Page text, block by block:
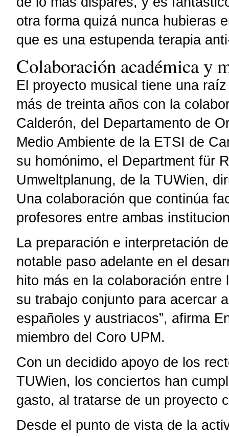
otra forma quizá nunca hubieras
que es una estupenda terapia
Colaboración académica y
El proyecto musical tiene una
más de treinta años con la
Calderón, del Departamento de
Medio Ambiente de la ETSI de
su homónimo, el Department für
Umweltplanung, de la TUWien,
Una colaboración que continúa
profesores entre ambas
La preparación e interpretación
notable paso adelante en el
hito más en la colaboración
su trabajo conjunto para acercar
españoles y austriacos”, afirma
miembro del Coro UPM.
Con un decidido apoyo de los
TUWien, los conciertos han
gasto, al tratarse de un proyecto
Desde el punto de vista de la